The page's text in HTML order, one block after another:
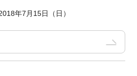
年7月15日（日）